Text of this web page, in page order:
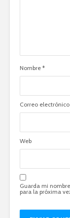
Nombre *
Correo electrónico
Web
Guarda mi
para la próxima